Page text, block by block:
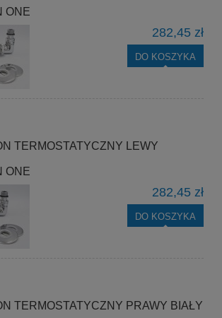
ONE
282,45 zł
DO KOSZYKA
TERMOSTATYCZNY LEWY
ONE
282,45 zł
DO KOSZYKA
TERMOSTATYCZNY PRAWY BIAŁY